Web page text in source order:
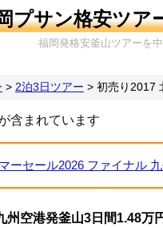
プサン格安ツア
福岡発格安釜山ツアーを
> 2泊3日ツアー > 初売り2017
含まれています
ーセール2026 ファイナル
州空港発釜山3日間1.48万